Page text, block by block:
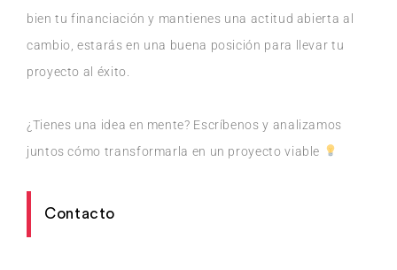
bien tu financiación y mantienes una actitud abierta al
cambio, estarás en una buena posición para llevar tu
proyecto al éxito.
¿Tienes una idea en mente? Escríbenos y analizamos
juntos cómo transformarla en un proyecto viable
Contacto